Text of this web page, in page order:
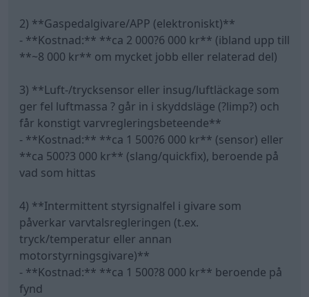
2) **Gaspedalgivare/APP (elektroniskt)**
- **Kostnad:** **ca 2 000?6 000 kr** (ibland upp till
**~8 000 kr** om mycket jobb eller relaterad del)
3) **Luft-/trycksensor eller insug/luftläckage som
ger fel luftmassa ? går in i skyddsläge (?limp?) och
får konstigt varvregleringsbeteende**
- **Kostnad:** **ca 1 500?6 000 kr** (sensor) eller
**ca 500?3 000 kr** (slang/quickfix), beroende på
vad som hittas
4) **Intermittent styrsignalfel i givare som
påverkar varvtalsregleringen (t.ex.
tryck/temperatur eller annan
motorstyrningsgivare)**
- **Kostnad:** **ca 1 500?8 000 kr** beroende på
fynd